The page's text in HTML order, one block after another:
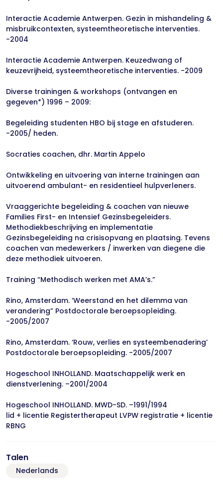
Interactie Academie Antwerpen. Gezin in mishandeling &
misbruikcontexten, systeemtheoretische interventies.
-2004
Interactie Academie Antwerpen. Keuzedwang of
keuzevrijheid, systeemtheoretische interventies. -2009
Diverse trainingen & workshops (ontvangen en
gegeven*) 1996 – 2009:
Begeleiding studenten HBO bij stage en afstuderen.
-2005/ heden.
Socraties coachen, dhr. Martin Appelo
Ontwikkeling en uitvoering van interne trainingen aan
uitvoerend ambulant- en residentieel hulpverleners.
Vraaggerichte begeleiding & coachen van nieuwe
Families First- en Intensief Gezinsbegeleiders.
Methodiekbeschrijving en implementatie
Gezinsbegeleiding na crisisopvang en plaatsing. Tevens
coachen van medewerkers / inwerken van diegene die
deze methodiek uitvoeren.
Training “Methodisch werken met AMA’s.”
Rino, Amsterdam. ‘Weerstand en het dilemma van
verandering” Postdoctorale beroepsopleiding.
-2005/2007
Rino, Amsterdam. ‘Rouw, verlies en systeembenadering’
Postdoctorale beroepsopleiding. -2005/2007
Hogeschool INHOLLAND. Maatschappelijk werk en
dienstverlening. –2001/2004
Hogeschool INHOLLAND. MWD-SD. –1991/1994
lid + licentie Registertherapeut LVPW registratie + licentie
RBNG
Talen
Nederlands